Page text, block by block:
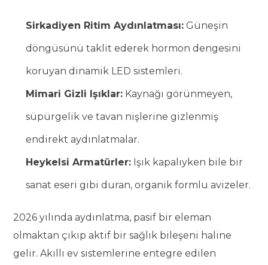
Sirkadiyen Ritim Aydınlatması: Güneşin
döngüsünü taklit ederek hormon dengesini
koruyan dinamik LED sistemleri.
Mimari Gizli Işıklar: Kaynağı görünmeyen,
süpürgelik ve tavan nişlerine gizlenmiş
endirekt aydınlatmalar.
Heykelsi Armatürler: Işık kapalıyken bile bir
sanat eseri gibi duran, organik formlu avizeler.
2026 yılında aydınlatma, pasif bir eleman
olmaktan çıkıp aktif bir sağlık bileşeni haline
gelir. Akıllı ev sistemlerine entegre edilen